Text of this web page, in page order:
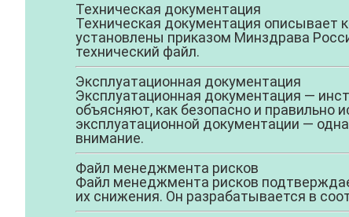
Техническая документация
Техническая документация описывает
установлены приказом Минздрава
технический файл.
Эксплуатационная документация
Эксплуатационная документация —
объясняют, как безопасно и правильно
эксплуатационной документации —
внимание.
Файл менеджмента рисков
Файл менеджмента рисков
их снижения. Он разрабатывается в